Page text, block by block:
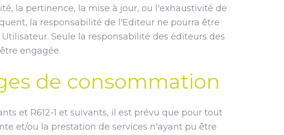
la pertinence, la mise à jour, ou l'exhaustivité de
la responsabilité de l'Editeur ne pourra être
Seule la responsabilité des éditeurs des
engagée.
de consommation
et R612-1 et suivants, il est prévu que pour tout
et/ou la prestation de services n'ayant pu être